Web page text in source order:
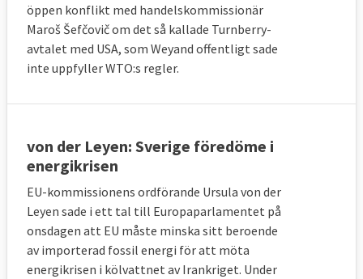
öppen konflikt med handelskommissionär
Maroš Šefčovič om det så kallade Turnberry-
avtalet med USA, som Weyand offentligt sade
inte uppfyller WTO:s regler.
von der Leyen: Sverige föredöme i
energikrisen
EU-kommissionens ordförande Ursula von der
Leyen sade i ett tal till Europaparlamentet på
onsdagen att EU måste minska sitt beroende
av importerad fossil energi för att möta
energikrisen i kölvattnet av Irankriget. Under